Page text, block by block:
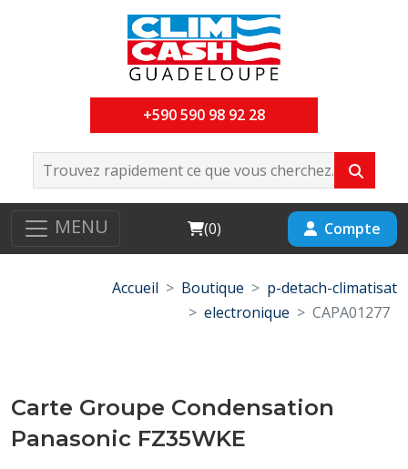
+590 590 98 92 28
MENU Cart
(0) Compte
Accueil Boutique
p-detach-climatisat
electronique
CAPA01277
Carte Groupe Condensation
Panasonic FZ35WKE